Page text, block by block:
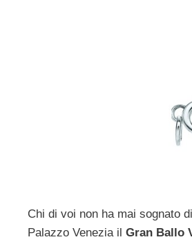
Chi di voi non ha mai sognato
Palazzo Venezia il Gran Ballo